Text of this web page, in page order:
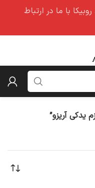
یدکی آریزو”
با ما در ارتباط